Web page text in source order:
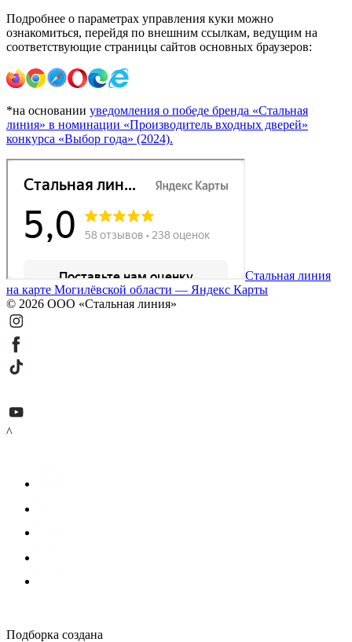
Подробнее о параметрах управления куки можно
ознакомиться, перейдя по внешним ссылкам, ведущим на
соответствующие страницы сайтов основных браузеров:
*на основании уведомления о победе бренда «Стальная
линия» в номинации «Производитель входных дверей»
конкурса «Выбор года» (2024).
Стальная линия
на карте Могилёвской области — Яндекс Карты
© 2026 ООО «Стальная линия»
^
Подборка создана